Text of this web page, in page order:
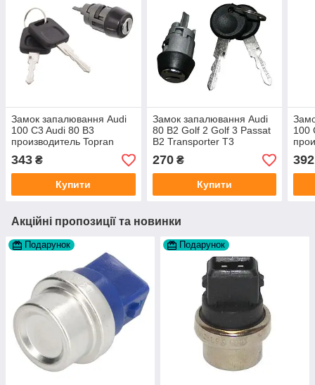
Замок запалювання Audi
100 C3 Audi 80 B3
производитель Topran
343 ₴
Купити
Замок запалювання Audi
80 B2 Golf 2 Golf 3 Passat
B2 Transporter T3
виробник JP GROUP Данія
270₴
Купити
100
392
Акційні пропозиції та новинки
Подарунок Подарунок